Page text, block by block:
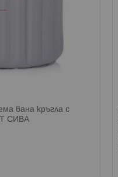
вана кръгла с
СИВА